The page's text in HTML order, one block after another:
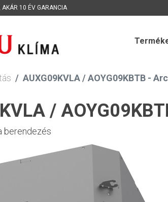
AKÁR 10 ÉV GARANCIA
AUXG09KVLA / AOYG09KBTB -
/
berendezés